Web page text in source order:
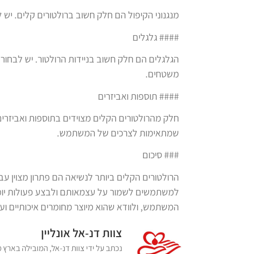
מנגנוני הקיפול הם חלק חשוב ברולטורים קלים.
#### גלגלים
הגלגלים הם חלק חשוב בניידות הרולטור. יש
משטחים.
#### תוספות ואביזרים
חלק מהרולטורים הקלים מצוידים בתוספות
שמתאימות לצרכים של המשתמש.
### סיכום
הרולטורים הקלים ביותר לנשיאה הם פתרון מצוין
למשתמשים לשמור על עצמאותם ולבצע פעולות
המשתמש, ולוודא שהוא מיוצר מחומרים איכותיים
צוות דנ-אל אונליין